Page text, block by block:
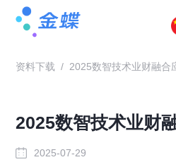
资料下载 / 2025数智技术业财融合
2025数智技术业财
2025-07-29